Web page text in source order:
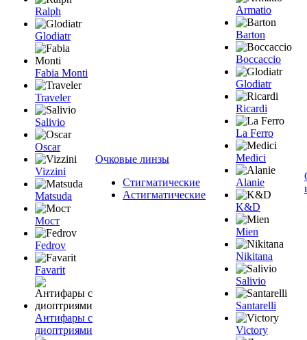
Ralph
Glodiatr
Fabia Monti
Traveler
Salivio
Oscar
Vizzini
Matsuda
Мост
Fedrov
Favarit
Антифары с
диоптриями
Очковые линзы
Стигматические
Астигматические
Armatio
Barton
Boccaccio
Glodiatr
Ricardi
La Ferro
Medici
Alanie
K&D
Mien
Nikitana
Salivio
Santarelli
Victory